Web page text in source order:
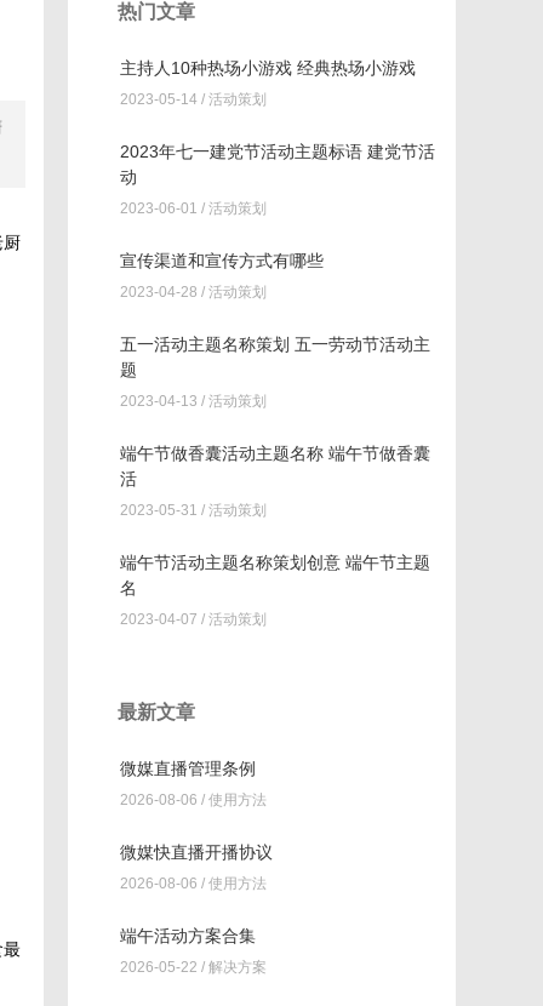
厨
最
热门文章
主持人10种热场小游戏 经典热场小游戏
2023-05-14 / 活动策划
2023年七一建党节活动主题标语 建党节活
动
2023-06-01 / 活动策划
宣传渠道和宣传方式有哪些
2023-04-28 / 活动策划
五一活动主题名称策划 五一劳动节活动主
题
2023-04-13 / 活动策划
端午节做香囊活动主题名称 端午节做香囊
活
2023-05-31 / 活动策划
端午节活动主题名称策划创意 端午节主题
名
2023-04-07 / 活动策划
最新文章
微媒直播管理条例
2026-08-06 / 使用方法
微媒快直播开播协议
2026-08-06 / 使用方法
端午活动方案合集
2026-05-22 / 解决方案